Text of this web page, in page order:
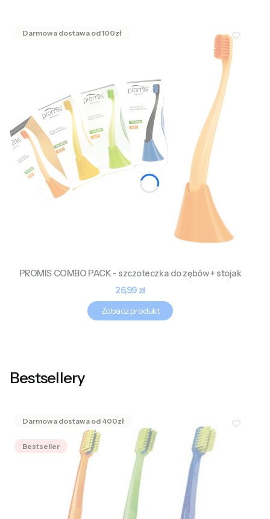
PROMIS COMBO PACK - szczoteczka do zębów + stojak
Cena
26,99 zł
Zobacz produkt
Bestsellery
Bestseller